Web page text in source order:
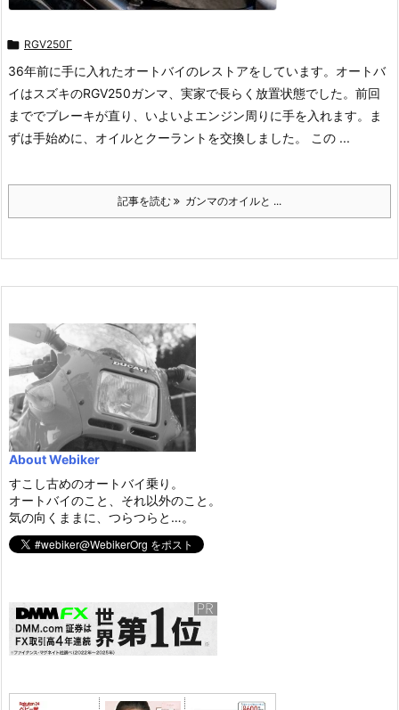
 RGV250Γ
36年前に手に入れたオートバイのレストアをしています。オートバ
イはスズキのRGV250ガンマ、実家で長らく放置状態でした。前回
まででブレーキが直り、いよいよエンジン周りに手を入れます。ま
ずは手始めに、オイルとクーラントを交換しました。 この ...
記事を読む ガンマのオイルと ...
About Webiker
すこし古めのオートバイ乗り。
オートバイのこと、それ以外のこと。
気の向くままに、つらつらと…。